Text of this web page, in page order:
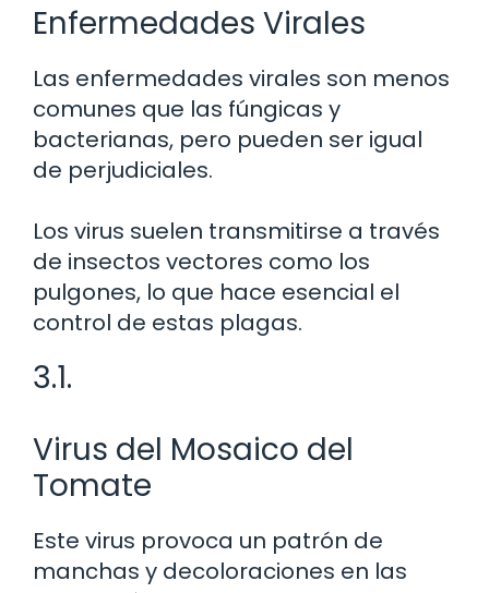
Enfermedades Virales
Las enfermedades virales son menos
comunes que las fúngicas y
bacterianas, pero pueden ser igual
de perjudiciales.
Los virus suelen transmitirse a través
de insectos vectores como los
pulgones, lo que hace esencial el
control de estas plagas.
3.1.
Virus del Mosaico del
Tomate
Este virus provoca un patrón de
manchas y decoloraciones en las